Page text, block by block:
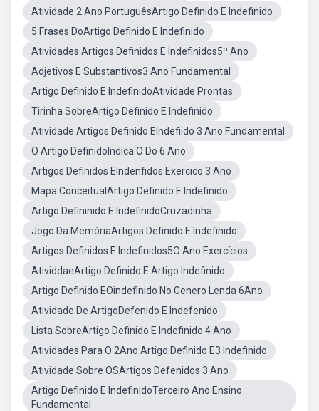
Atividade 2 Ano PortuguêsArtigo Definido E Indefinido
5 Frases DoArtigo Definido E Indefinido
Atividades Artigos Definidos E Indefinidos5º Ano
Adjetivos E Substantivos3 Ano Fundamental
Artigo Definido E IndefinidoAtividade Prontas
Tirinha SobreArtigo Definido E Indefinido
Atividade Artigos Definido EIndefiido 3 Ano Fundamental
O Artigo DefinidoIndica O Do 6 Ano
Artigos Definidos EIndenfidos Exercico 3 Ano
Mapa ConceitualArtigo Definido E Indefinido
Artigo Defininido E IndefinidoCruzadinha
Jogo Da MemóriaArtigos Definido E Indefinido
Artigos Definidos E Indefinidos5O Ano Exercícios
AtividdaeArtigo Definido E Artigo Indefinido
Artigo Definido EOindefinido No Genero Lenda 6Ano
Atividade De ArtigoDefenido E Indefenido
Lista SobreArtigo Definido E Indefinido 4 Ano
Atividades Para O 2Ano Artigo Definido E3 Indefinido
Atividade Sobre OSArtigos Defenidos 3 Ano
Artigo Definido E IndefinidoTerceiro Ano Ensino
Fundamental